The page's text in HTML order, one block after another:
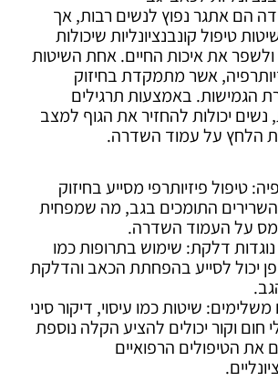
הם אתגר נפוץ לנשים רבות, אך
טיפול קונבנציונליות שיכולות
את איכות החיים. אחת השיטות
אשר מתמקדת בחיזוק
הגמישות. באמצעות תרגילים
נשים יכולות להחזיר את הגוף למצב
הלחץ על עמוד השדרה.
טיפול פיזיותרפי מסייע בחיזוק
השרירים התומכים בגב, מה שמפחית
על העמוד השדרה.
דלקת: שימוש בתרופות כמו
יכול לסייע בהפחתת הכאב והדלקת
משלימים: שיטות כמו עיסוי, דיקור סיני
חום וקור יכולים להציע הקלה נוספת
את הטיפולים הרפואיים